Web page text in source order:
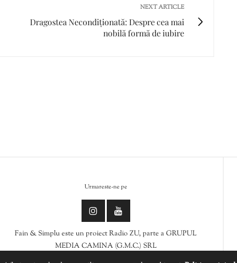
NEXT ARTICLE
Dragostea Necondiționată: Despre cea mai
nobilă formă de iubire
Urmareste-ne pe
Fain & Simplu este un proiect Radio ZU, parte a GRUPUL
MEDIA CAMINA (G.M.C.) SRL